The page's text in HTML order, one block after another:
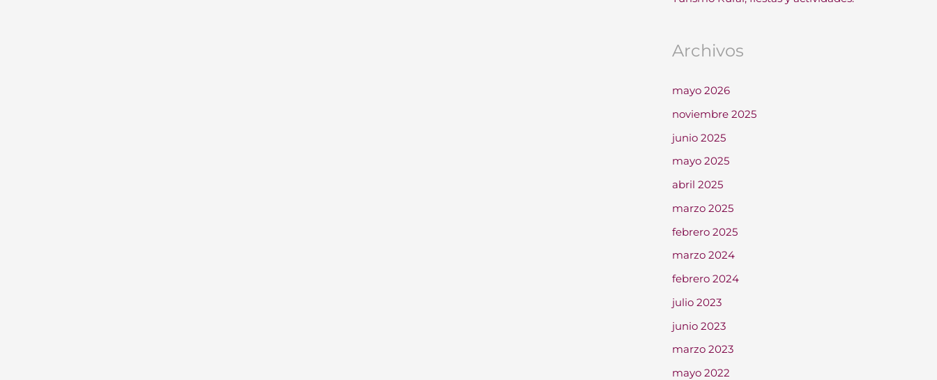
Archivos
mayo 2026
noviembre 2025
junio 2025
mayo 2025
abril 2025
marzo 2025
febrero 2025
marzo 2024
febrero 2024
julio 2023
junio 2023
marzo 2023
mayo 2022